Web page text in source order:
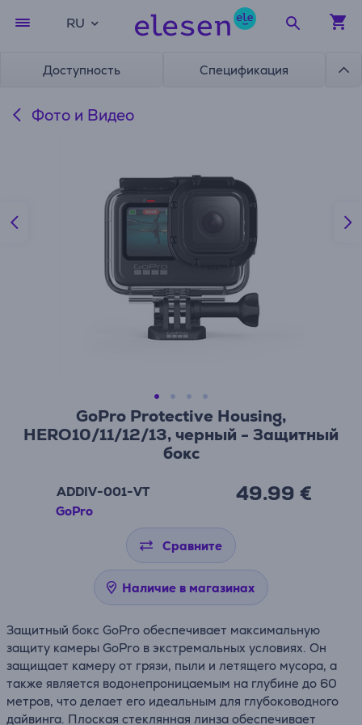
RU
Доступность Спецификация
Фото и Видео
GoPro Protective Housing,
HERO10/11/12/13, черный - Защитный
бокс
ADDIV-001-VT
GoPro
49.99 €
Сравните
Наличие в магазинах
Защитный бокс GoPro обеспечивает максимальную
защиту камеры GoPro в экстремальных условиях. Он
защищает камеру от грязи, пыли и летящего мусора, а
также является водонепроницаемым на глубине до 60
метров, что делает его идеальным для глубоководного
дайвинга. Плоская стеклянная линза обеспечивает